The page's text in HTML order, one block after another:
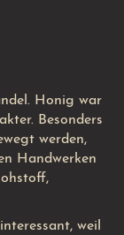
Honig war
Besonders
werden,
Handwerken
weil